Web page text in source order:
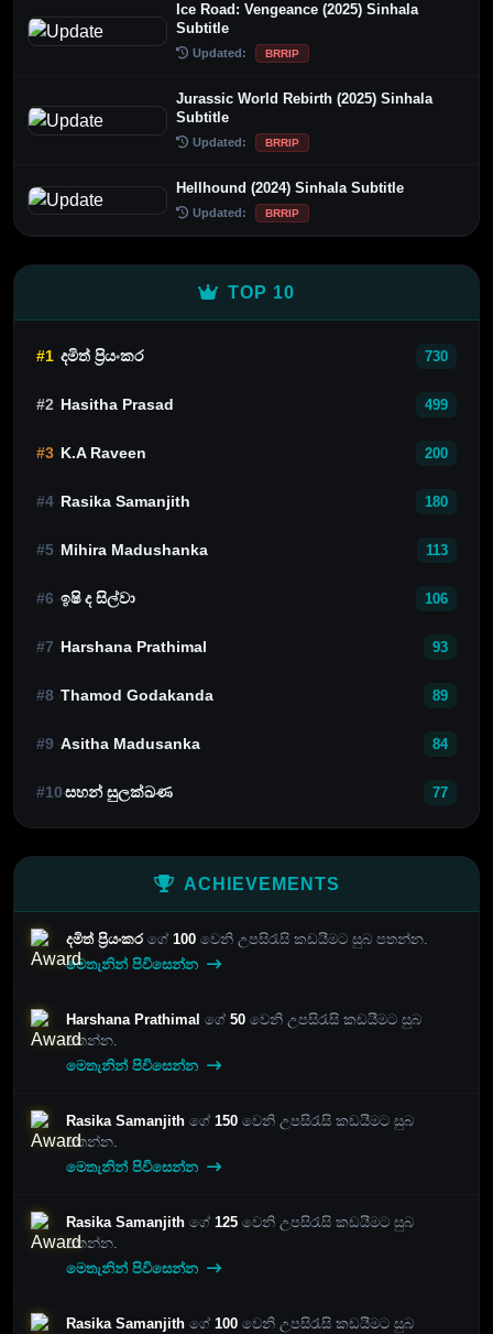
Ice Road: Vengeance (2025) Sinhala
Subtitle
Updated: BRRIP
Jurassic World Rebirth (2025) Sinhala
Subtitle
Updated: BRRIP
Hellhound (2024) Sinhala Subtitle
Updated: BRRIP
TOP 10
#1 දමිත් ප්‍රියංකර 730
#2 Hasitha Prasad 499
#3 K.A Raveen 200
#4 Rasika Samanjith 180
#5 Mihira Madushanka 113
#6 ඉෂි ද සිල්වා 106
#7 Harshana Prathimal 93
#8 Thamod Godakanda 89
#9 Asitha Madusanka 84
#10සහන් සුලක්ඛණ 77
ACHIEVEMENTS
දමිත් ප්‍රියංකර ගේ 100 වෙනි උපසිරැසි කඩයීමට සුබ පතන්න.
මෙතැනින් පිවිසෙන්න
Harshana Prathimal ගේ 50 වෙනි උපසිරැසි කඩයීමට සුබ
පතන්න.
මෙතැනින් පිවිසෙන්න
Rasika Samanjith ගේ 150 වෙනි උපසිරැසි කඩයීමට සුබ
පතන්න.
මෙතැනින් පිවිසෙන්න
Rasika Samanjith ගේ 125 වෙනි උපසිරැසි කඩයීමට සුබ
පතන්න.
මෙතැනින් පිවිසෙන්න
Rasika Samanjith ගේ 100 වෙනි උපසිරැසි කඩයීමට සුබ